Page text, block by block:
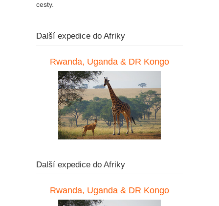
cesty.
Další expedice do Afriky
Rwanda, Uganda & DR Kongo
Další expedice do Afriky
Rwanda, Uganda & DR Kongo